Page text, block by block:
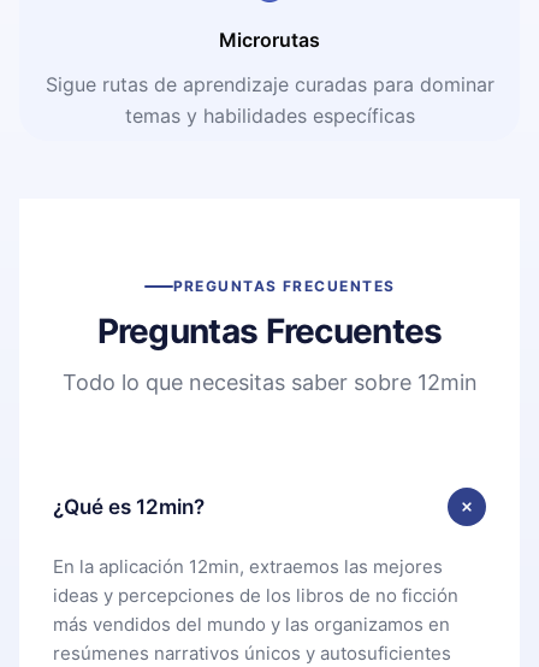
Microrutas
Sigue rutas de aprendizaje curadas para dominar
temas y habilidades específicas
PREGUNTAS FRECUENTES
Preguntas Frecuentes
Todo lo que necesitas saber sobre 12min
¿Qué es 12min?
En la aplicación 12min, extraemos las mejores
ideas y percepciones de los libros de no ficción
más vendidos del mundo y las organizamos en
resúmenes narrativos únicos y autosuficientes